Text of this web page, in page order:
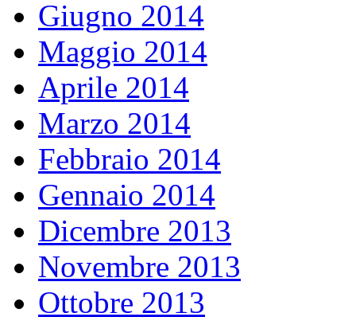
Giugno 2014
Maggio 2014
Aprile 2014
Marzo 2014
Febbraio 2014
Gennaio 2014
Dicembre 2013
Novembre 2013
Ottobre 2013